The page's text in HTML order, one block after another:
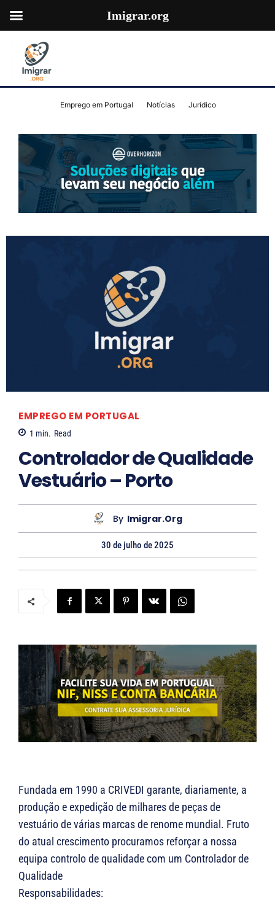
Emprego em Portugal Notícias Jurídico
EMPREGO EM PORTUGAL
1 min. Read
Controlador de Qualidade
Vestuário – Porto
By Imigrar.org
30 de julho de 2025
Fundada em 1990 a CRIVEDI garante, diariamente, a
produção e expedição de milhares de peças de
vestuário de várias marcas de renome mundial. Fruto
do atual crescimento procuramos reforçar a nossa
equipa controlo de qualidade com um Controlador de
Qualidade
Responsabilidades:
Imigrar.org